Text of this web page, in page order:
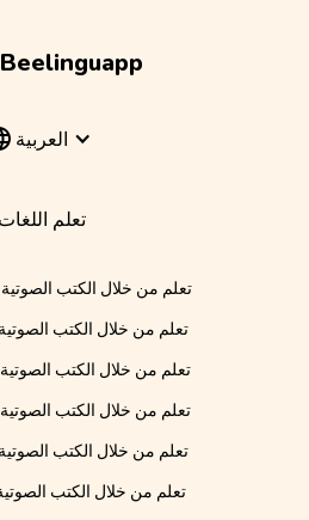
Beelinguapp
العربية
تعلم اللغات
تعلم من خلال الكتب الصوتية
تعلم من خلال الكتب الصوتية
تعلم من خلال الكتب الصوتية
تعلم من خلال الكتب الصوتية
تعلم من خلال الكتب الصوتية
تعلم من خلال الكتب الصوتية